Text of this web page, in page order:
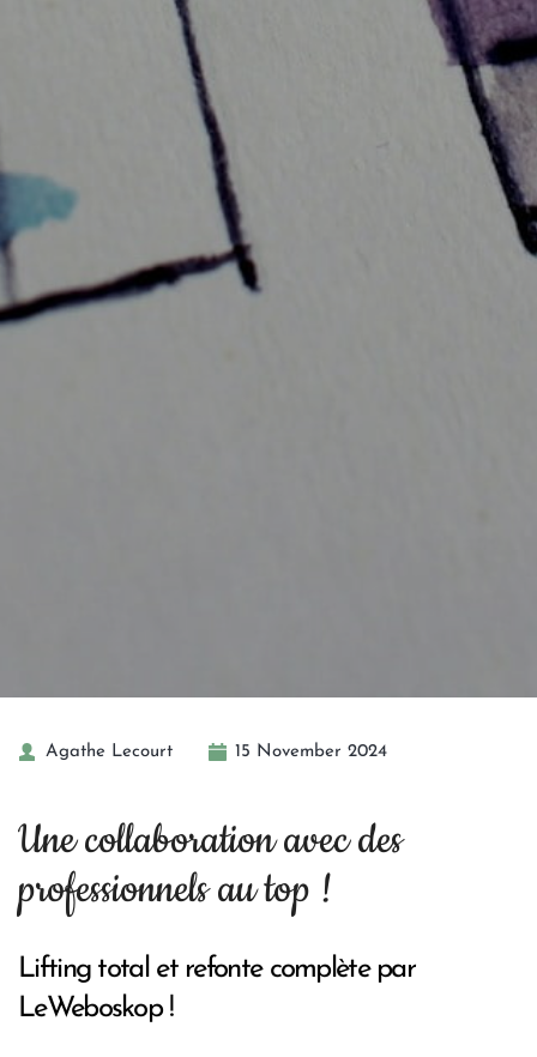
Agathe Lecourt 15 November 2024
Une collaboration avec des
professionnels au top !
Lifting total et refonte complète par
LeWeboskop !